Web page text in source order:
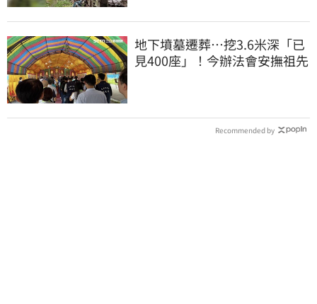
地下墳墓遷葬…挖3.6米深「已
見400座」！今辦法會安撫祖先
Recommended by